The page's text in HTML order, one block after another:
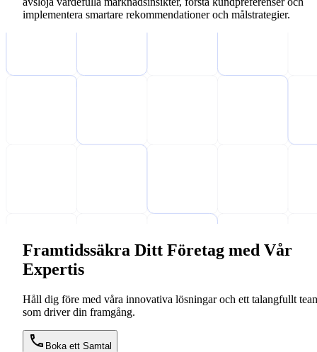
implementera smartare rekommendationer och målstrategier.
Framtidssäkra Ditt Företag med Vår
Expertis
Håll dig före med våra innovativa lösningar och ett talangfullt
som driver din framgång.
Boka ett Samtal